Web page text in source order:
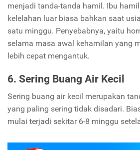
menjadi tanda-tanda hamil. Ibu
kelelahan luar biasa bahkan saat
satu minggu. Penyebabnya, yaitu
selama masa awal kehamilan yang
lebih cepat mengantuk.
6. Sering Buang Air Kecil
Sering buang air kecil merupakan
yang paling sering tidak disadari.
mulai terjadi sekitar 6-8 minggu